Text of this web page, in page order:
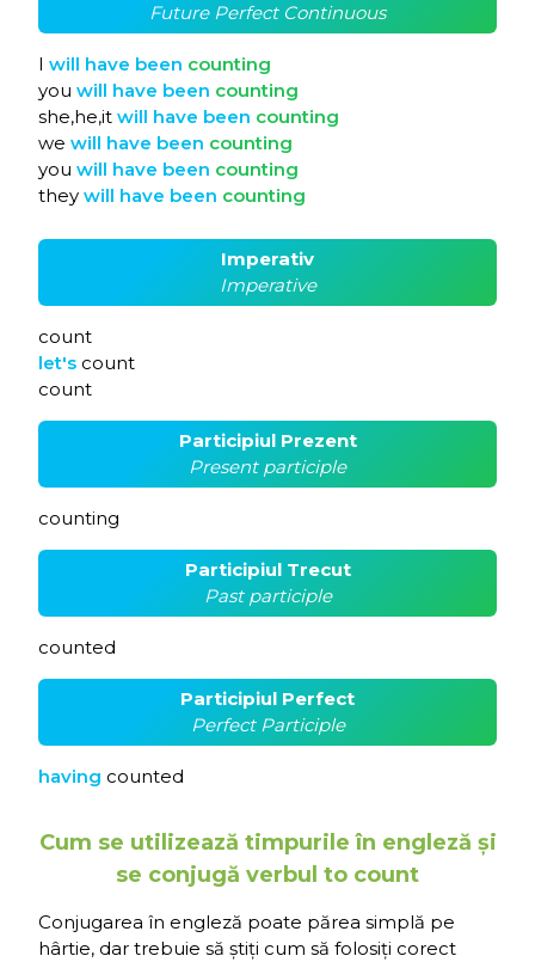
Future Perfect Continuous
I will have been counting
you will have been counting
she,he,it will have been counting
we will have been counting
you will have been counting
they will have been counting
Imperativ
Imperative
count
let's count
count
Participiul Prezent
Present participle
counting
Participiul Trecut
Past participle
counted
Participiul Perfect
Perfect Participle
having counted
Cum se utilizează timpurile în engleză și
se conjugă verbul to count
Conjugarea în engleză poate părea simplă pe
hârtie, dar trebuie să știți cum să folosiți corect